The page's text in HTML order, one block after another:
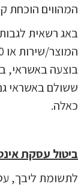
המהווים הוכחת
בוצעה באשראי,
ששולם באשראי
כאלה.
ביטול עסקת
לתשומת ליבך,